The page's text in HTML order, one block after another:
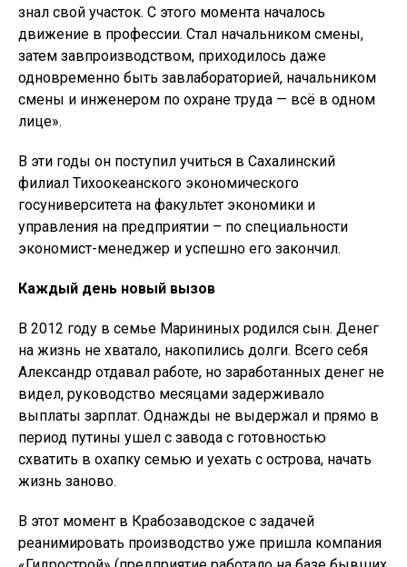
знал свой участок. С этого момента началось
движение в профессии. Стал начальником смены,
затем завпроизводством, приходилось даже
одновременно быть завлабораторией, начальником
смены и инженером по охране труда — всё в одном
лице».
В эти годы он поступил учиться в Сахалинский
филиал Тихоокеанского экономического
госуниверситета на факультет экономики и
управления на предприятии – по специальности
экономист-менеджер и успешно его закончил.
Каждый день новый вызов
В 2012 году в семье Марининых родился сын. Денег
на жизнь не хватало, накопились долги. Всего себя
Александр отдавал работе, но заработанных денег не
видел, руководство месяцами задерживало
выплаты зарплат. Однажды не выдержал и прямо в
период путины ушел с завода с готовностью
схватить в охапку семью и уехать с острова, начать
жизнь заново.
В этот момент в Крабозаводское с задачей
реанимировать производство уже пришла компания